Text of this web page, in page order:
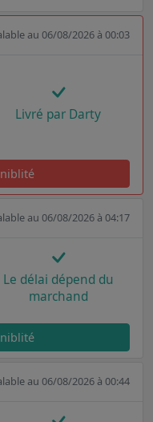
au 06/08/2026 à 00:03
Livré par Darty
au 06/08/2026 à 04:17
Le délai dépend du
marchand
au 06/08/2026 à 00:44